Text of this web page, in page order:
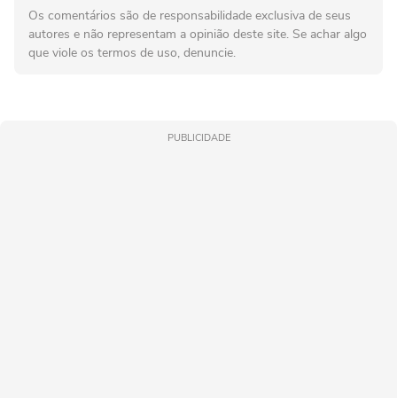
Os comentários são de responsabilidade exclusiva de seus
autores e não representam a opinião deste site. Se achar algo
que viole os termos de uso, denuncie.
PUBLICIDADE